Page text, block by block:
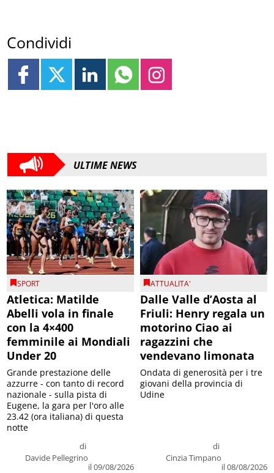
Condividi
ULTIME NEWS
SPORT
Atletica: Matilde
Abelli vola in finale
con la 4×400
femminile ai Mondiali
Under 20
di
Davide Pellegrino
il 09/08/2026
Grande prestazione delle
azzurre - con tanto di record
nazionale - sulla pista di
Eugene, la gara per l'oro alle
23.42 (ora italiana) di questa
notte
ATTUALITA'
Dalle Valle d’Aosta al
Friuli: Henry regala un
motorino Ciao ai
ragazzini che
vendevano limonata
di
Cinzia Timpano
il 08/08/2026
Ondata di generosità per i tre
giovani della provincia di
Udine